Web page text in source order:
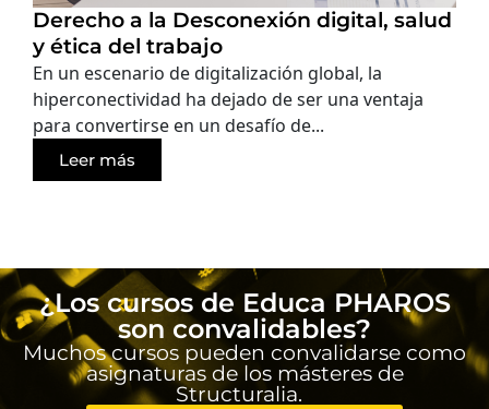
Derecho a la Desconexión digital, salud
y ética del trabajo
En un escenario de digitalización global, la
hiperconectividad ha dejado de ser una ventaja
para convertirse en un desafío de...
Leer más
¿Los cursos de Educa PHAROS
son convalidables?
Muchos cursos pueden convalidarse como
asignaturas de los másteres de
Structuralia.